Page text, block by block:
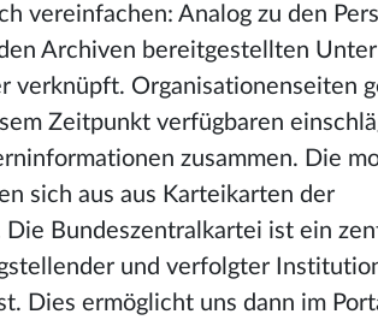
vereinfachen: Analog zu den
Archiven bereitgestellten
verknüpft. Organisationenseiten
Zeitpunkt verfügbaren
zusammen. Die
sich aus aus Karteikarten der
Bundeszentralkartei ist ein
und verfolgter
Dies ermöglicht uns dann im